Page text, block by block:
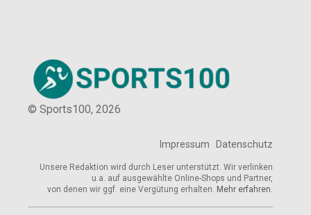
© Sports100, 2026
Impressum Datenschutz
Unsere Redaktion wird durch Leser unterstützt. Wir verlinken
u.a. auf ausgewählte Online-Shops und Partner,
von denen wir ggf. eine Vergütung erhalten. Mehr erfahren.